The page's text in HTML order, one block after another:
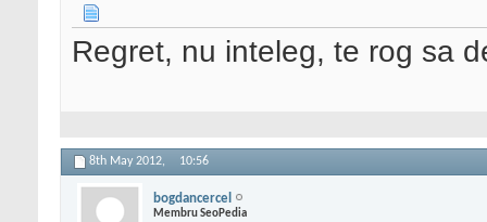
Regret, nu inteleg, te rog sa
8th May 2012, 10:56
bogdancercel
Membru SeoPedia